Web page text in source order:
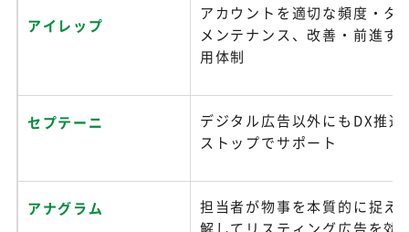
アイレップ
アカウントを適切な頻度・タ
メンテナンス、改善・前進す
用体制
セプテーニ
デジタル広告以外にもDX推
ストップでサポート
アナグラム
担当者が物事を本質的に捉え